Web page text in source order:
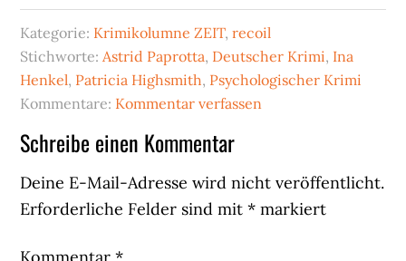
Kategorie: Krimikolumne ZEIT,recoil
Stichworte: Astrid Paprotta, Deutscher Krimi, Ina
Henkel, Patricia Highsmith, Psychologischer Krimi
Kommentare: Kommentar verfassen
Leser-
Interaktionen
Schreibe einen Kommentar
Deine E-Mail-Adresse wird nicht veröffentlicht.
Erforderliche Felder sind mit* markiert
Kommentar*